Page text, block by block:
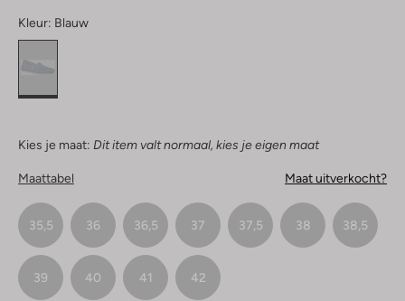
Kleur: Blauw
Kies je maat: Dit item valt normaal, kies je eigen maat
Maattabel Maat uitverkocht?
35,5 36 36,5 37 37,5 38 38,5
39 40 41 42